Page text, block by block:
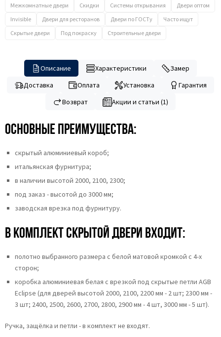
Межкомнатные двери Скидки Системы открывания
Двери оптом
Invisible
Двери для ресторанов Двери по ГОСТу
Часто ищут
Скрытые двери
Под покраску Строительные двери
Описание Характеристики
Замер
Доставка
Оплата Установка
Гарантия
Возврат
Акции и статьи (1)
Основные преимущества:
скрытый алюминиевый короб;
итальянская фурнитура;
в наличии высотой 2000, 2100, 2300;
под заказ - высотой до 3000 мм;
заводская врезка под фурнитуру.
В комплект скрытой двери входит:
полотно выбранного размера с белой матовой кромкой с 4-х
сторон;
коробка алюминиевая белая с врезкой под скрытые петли AGB
Eclipse (для дверей высотой 2000, 2100, 2200 мм - 2 шт; 2300 мм -
3 шт; 2400, 2500, 2600, 2700, 2800, 2900 мм - 4 шт, 3000 мм - 5 шт).
Ручка, защёлка и петли - в комплект не входят.